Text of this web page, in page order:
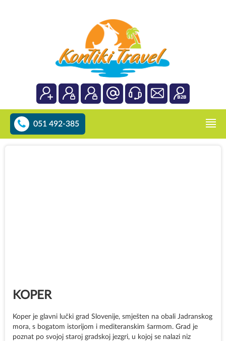
051 492-385
KOPER
Koper je glavni lučki grad Slovenije, smješten na obali Jadranskog
mora, s bogatom istorijom i mediteranskim šarmom. Grad je
poznat po svojoj staroj gradskoj jezgri, u kojoj se nalazi niz